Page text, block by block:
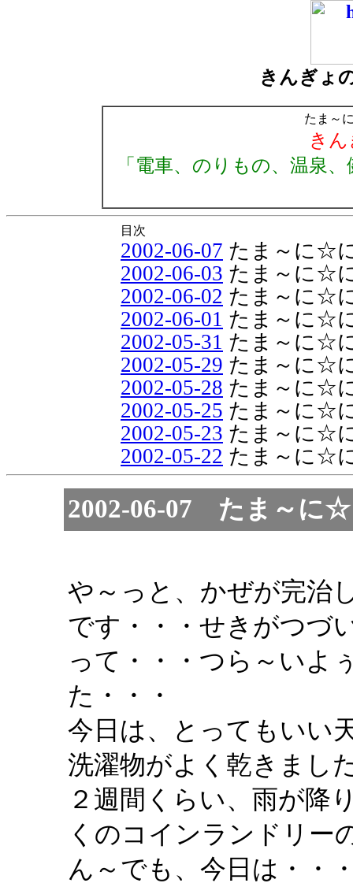
きんぎょ
たま～
き
「電車、のりもの、温泉
目次
2002-06-07 たま～に☆
2002-06-03 たま～に☆
2002-06-02 たま～に☆
2002-06-01 たま～に☆
2002-05-31 たま～に☆
2002-05-29 たま～に☆
2002-05-28 たま～に☆
2002-05-25 たま～に☆
2002-05-23 たま～に☆
2002-05-22 たま～に☆
2002-06-07 たま～
や～っと、かぜが完治
です・・・せきがつづ
って・・・つら～いよ
た・・・
今日は、とってもいい
洗濯物がよく乾きまし
２週間くらい、雨が降
くのコインランドリー
ん～でも、今日は・・